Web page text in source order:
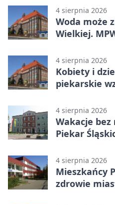
4 sierpnia 2026
Woda może
Wielkiej.
4 sierpnia 2026
Kobiety i
piekarskie
4 sierpnia 2026
Wakacje bez
Piekar
4 sierpnia 2026
Mieszkańcy
zdrowie